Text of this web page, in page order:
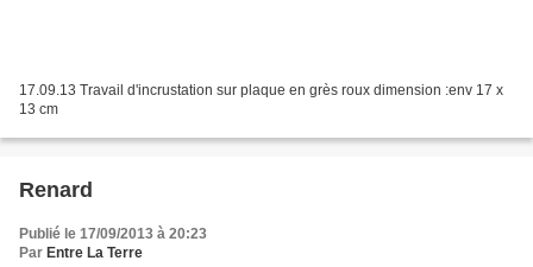
17.09.13 Travail d'incrustation sur plaque en grès roux dimension :env 17 x
13 cm
Renard
Publié le 17/09/2013 à 20:23
Par Entre La Terre